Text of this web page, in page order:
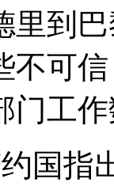
里到
不可
门工
国指